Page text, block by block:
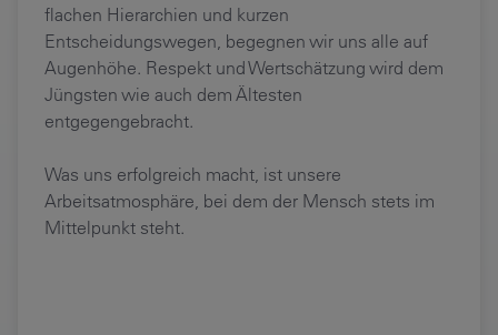
flachen Hierarchien und kurzen
Entscheidungswegen, begegnen wir uns alle auf
Augenhöhe. Respekt und Wertschätzung wird dem
Jüngsten wie auch dem Ältesten
entgegengebracht.
Was uns erfolgreich macht, ist unsere
Arbeitsatmosphäre, bei dem der Mensch stets im
Mittelpunkt steht.